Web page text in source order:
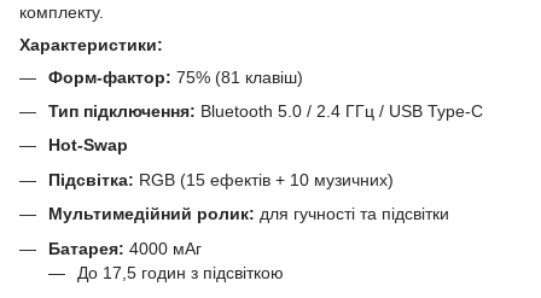
комплекту.
Характеристики:
Форм-фактор: 75% (81 клавіш)
Тип підключення: Bluetooth 5.0 / 2.4 ГГц / USB Type-C
Hot-Swap
Підсвітка: RGB (15 ефектів + 10 музичних)
Мультимедійний ролик: для гучності та підсвітки
Батарея: 4000 мАг
До 17,5 годин з підсвіткою